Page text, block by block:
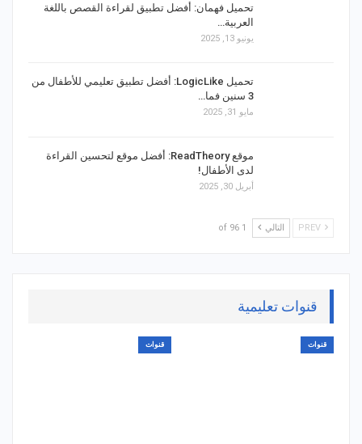
تحميل فهمان: أفضل تطبيق لقراءة القصص باللغة
العربية…
يونيو 13, 2025
تحميل LogicLike: أفضل تطبيق تعليمي للأطفال من
3 سنين فما…
مايو 31, 2025
موقع ReadTheory: أفضل موقع لتحسين القراءة
لدى الأطفال!
أبريل 30, 2025
التالي 1 of 96
قنوات تعليمية
قنوات قنوات